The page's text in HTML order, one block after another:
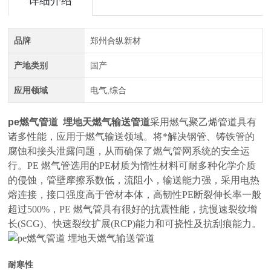
品牌 郑州合纵新材
产地类别 国产
应用领域 电气,综合
pe燃气管道 埋地天燃气输送管道采用燃气聚乙烯管道具有
诸多性能，应用于燃气输送领域。将*解决钢管、铸铁管的
腐蚀和接头泄露问题，从而确保了燃气管网系统的安全运
行。PE 燃气管选用的PE材质为惰性材料可耐多种化学介质
的侵蚀，管壁摩擦系数低，流阻小，输送能力强，采用电热
熔连接，接口强度高于管材本体，高韧性PE断裂伸长率一般
超过500%，PE 燃气管具有很好的抗震性能，抗慢速裂纹增
长(SCG)、快速裂纹扩展(RCP)能力和可挠性及抗刮痕能力。
耐寒性